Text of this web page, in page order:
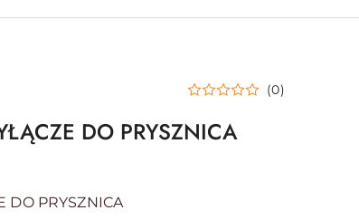
(0)
DO PRYSZNICA
DO PRYSZNICA